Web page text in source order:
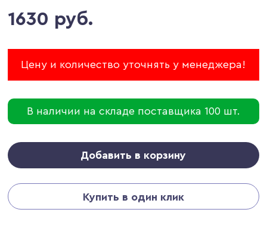
1630 руб.
Цену и количество уточнять у менеджера!
В наличии на складе поставщика 100 шт.
Добавить в корзину
Купить в один клик